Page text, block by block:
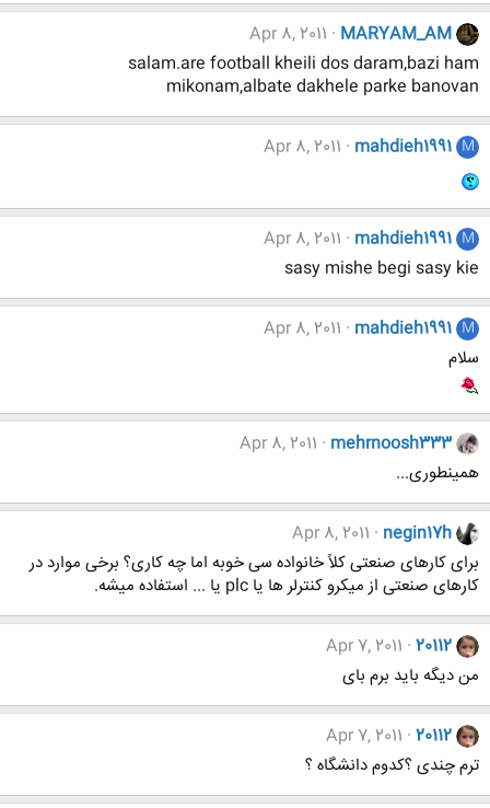
MARYAM_AM
Apr 8, 2011
salam.are football kheili dos daram,bazi ham
mikonam,albate dakhele parke banovan
M
mahdieh1991
Apr 8, 2011
M
mahdieh1991
Apr 8, 2011
sasy mishe begi sasy kie
M
mahdieh1991
Apr 8, 2011
سلام
mehrnoosh333
Apr 8, 2011
همینطوری...
negin17h
Apr 8, 2011
برای کارهای صنعتی کلاً خانواده سی خوبه اما چه کاری؟ برخی موارد در
کارهای صنعتی از میکرو کنترلر ها یا plc یا ... استفاده میشه.
20112
Apr 7, 2011
من دیگه باید برم بای
20112
Apr 7, 2011
ترم چندی ؟کدوم دانشگاه ؟